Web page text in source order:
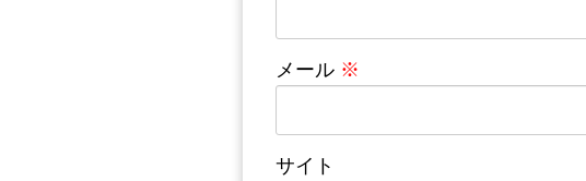
メール ※
サイト